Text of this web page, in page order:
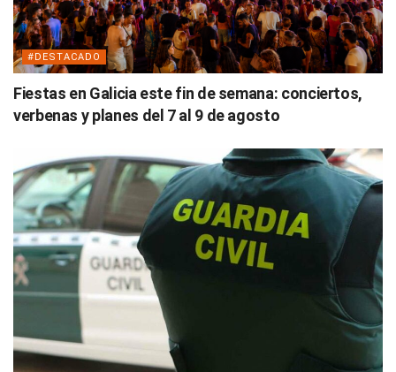
#DESTACADO
Fiestas en Galicia este fin de semana: conciertos,
verbenas y planes del 7 al 9 de agosto